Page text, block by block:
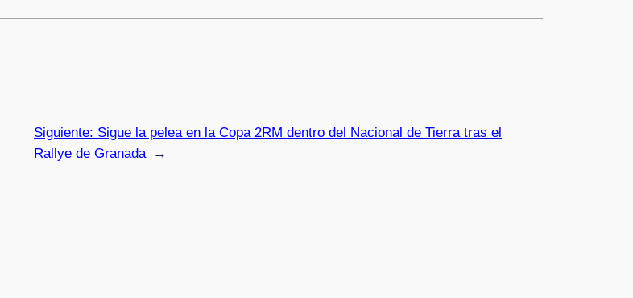
Siguiente: Sigue la pelea en la Copa 2RM dentro del Nacional de Tierra tras el
Rallye de Granada
→